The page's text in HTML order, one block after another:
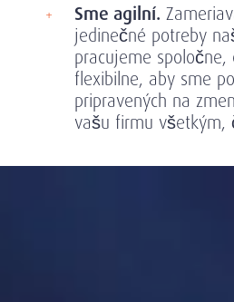
Sme agilní.
jedinečné potreby
pracujeme spoločne,
flexibilne, aby sme
pripravených na
vašu firmu všetkým,